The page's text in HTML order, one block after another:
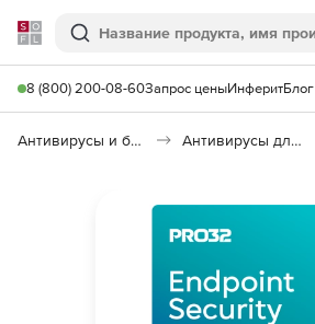
Softline
Поиск
8 (800) 200-08-60Запрос ценыИнферитБлог
Антивирусы и безопасность Антивирусы для организаций